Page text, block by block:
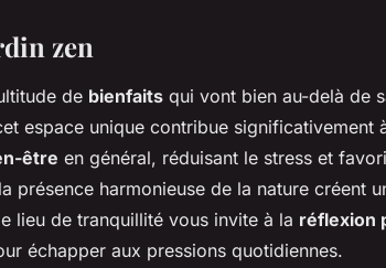
zen
de bienfaits qui vont bien au-delà de
espace unique contribue significativement
être en général, réduisant le stress et
présence harmonieuse de la nature créent
lieu de tranquillité vous invite à la réflexion
échapper aux pressions quotidiennes.